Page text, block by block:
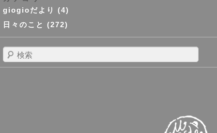
giogioだより
(4)
日々のこと (272)
検
索